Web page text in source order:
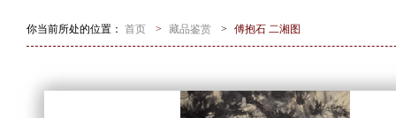
你当前所处的位置： 首页 > 藏品鉴赏 > 傅抱石 二湘图